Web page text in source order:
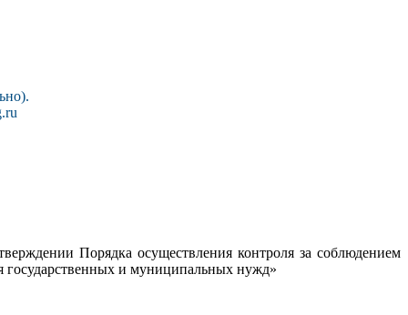
Порядка осуществления контроля за соблюдением
государственных и муниципальных нужд»